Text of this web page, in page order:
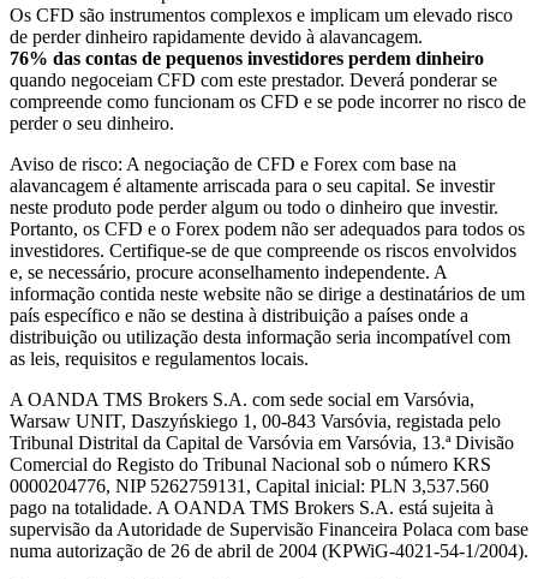
Os CFD são instrumentos complexos e implicam um elevado risco
de perder dinheiro rapidamente devido à alavancagem.
76% das contas de pequenos investidores perdem dinheiro
quando negoceiam CFD com este prestador. Deverá ponderar se
compreende como funcionam os CFD e se pode incorrer no risco de
perder o seu dinheiro.
Aviso de risco: A negociação de CFD e Forex com base na
alavancagem é altamente arriscada para o seu capital. Se investir
neste produto pode perder algum ou todo o dinheiro que investir.
Portanto, os CFD e o Forex podem não ser adequados para todos os
investidores. Certifique-se de que compreende os riscos envolvidos
e, se necessário, procure aconselhamento independente. A
informação contida neste website não se dirige a destinatários de um
país específico e não se destina à distribuição a países onde a
distribuição ou utilização desta informação seria incompatível com
as leis, requisitos e regulamentos locais.
A OANDA TMS Brokers S.A. com sede social em Varsóvia,
Warsaw UNIT, Daszyńskiego 1, 00-843 Varsóvia, registada pelo
Tribunal Distrital da Capital de Varsóvia em Varsóvia, 13.ª Divisão
Comercial do Registo do Tribunal Nacional sob o número KRS
0000204776, NIP 5262759131, Capital inicial: PLN 3,537.560
pago na totalidade. A OANDA TMS Brokers S.A. está sujeita à
supervisão da Autoridade de Supervisão Financeira Polaca com base
numa autorização de 26 de abril de 2004 (KPWiG-4021-54-1/2004).